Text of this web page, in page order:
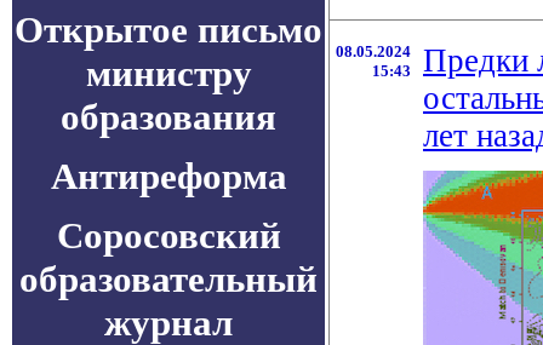
Открытое письмо
министру
образования
Антиреформа
Соросовский
образовательный
журнал
08.05.2024
15:43
Предки
лет